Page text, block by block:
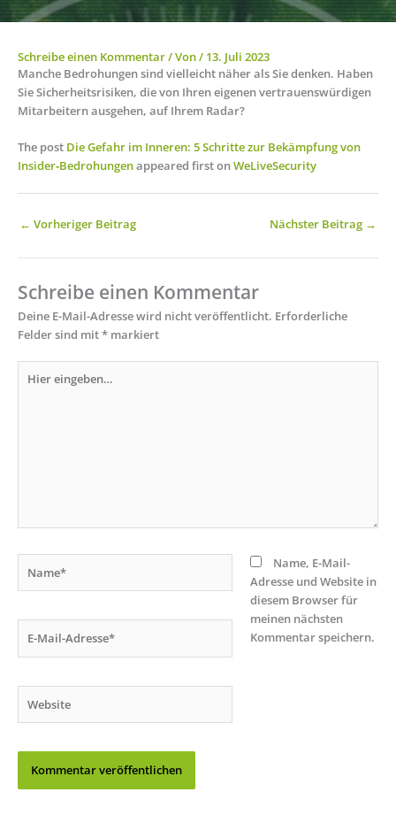
Schreibe einen Kommentar/ Von/ 13. Juli 2023
Manche Bedrohungen sind vielleicht näher als Sie denken. Haben
Sie Sicherheitsrisiken, die von Ihren eigenen vertrauenswürdigen
Mitarbeitern ausgehen, auf Ihrem Radar?
The post Die Gefahr im Inneren: 5 Schritte zur Bekämpfung von
Insider‑Bedrohungenappeared first onWeLiveSecurity
← Vorheriger Beitrag Nächster Beitrag →
Schreibe einen Kommentar
Deine E-Mail-Adresse wird nicht veröffentlicht. Erforderliche
Felder sind mit* markiert
eingeben…
Mail-
Name, E-Mail-
Adresse und Website in
diesem Browser für
meinen nächsten
Kommentar speichern.